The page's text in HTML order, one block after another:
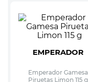
EMPERADOR
Emperador Gamesa
Piruetas Limon 115 g